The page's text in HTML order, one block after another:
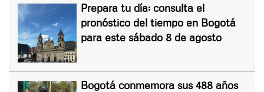
Prepara tu día: consulta el
pronóstico del tiempo en Bogotá
para este sábado 8 de agosto
Bogotá conmemora sus 488 años